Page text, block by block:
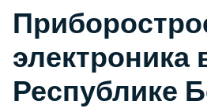
электроника
Республике